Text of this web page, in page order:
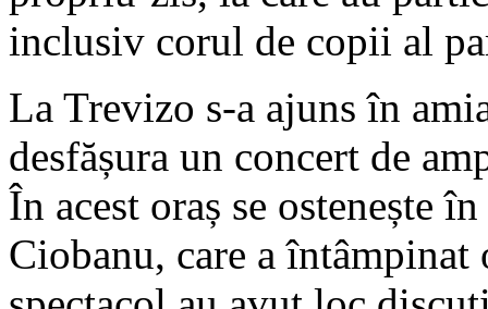
inclusiv corul de copii al
La Trevizo s-a ajuns în
desfășura un concert de
În acest oraș se ostenește
Ciobanu, care a